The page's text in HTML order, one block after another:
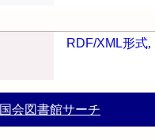
RDF/XML形式,
会図書館サーチ